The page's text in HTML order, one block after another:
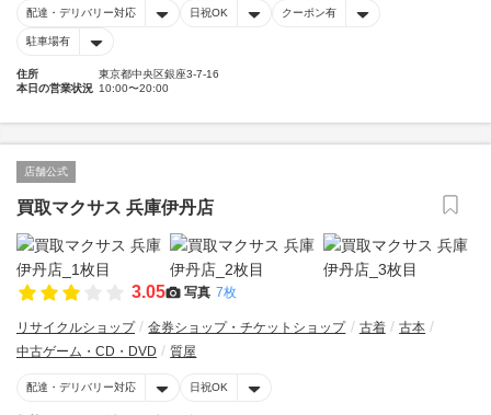
配達・デリバリー対応 日祝OK クーポン有
駐車場有
住所
東京都中央区銀座3-7-16
本日の営業状況 10:00〜20:00
店舗公式
買取マクサス 兵庫伊丹店
3.05 写真 7枚
リサイクルショップ 金券ショップ・チケットショップ 古着
古本
中古ゲーム・CD・DVD
質屋
配達・デリバリー対応 日祝OK